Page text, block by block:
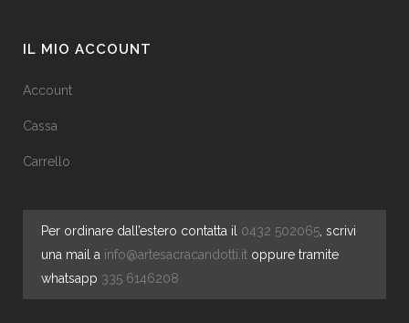
IL MIO ACCOUNT
Account
Cassa
Carrello
Per ordinare dall’estero contatta il 0432 502065, scrivi
una mail a info@artesacracandotti.it oppure tramite
whatsapp 335 6146208